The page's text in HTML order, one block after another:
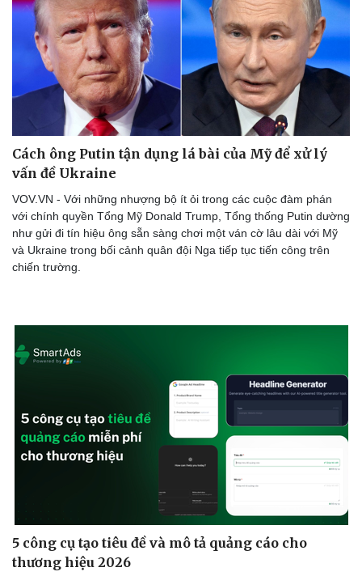
Doanh nghiệp
Thông tin doanh nghiệp
Doanh nghiệp 24h
Doanh nhân
Vì cộng đồng
Công nghệ
Sành điệu
Tin Công nghệ
Trải nghiệm
Chuyển đổi số
Cách ông Putin tận dụng lá bài của Mỹ để xử lý
vấn đề Ukraine
VOV.VN - Với những nhượng bộ ít ỏi trong các cuộc đàm phán
với chính quyền Tổng Mỹ Donald Trump, Tổng thống Putin dường
như gửi đi tín hiệu ông sẵn sàng chơi một ván cờ lâu dài với Mỹ
và Ukraine trong bối cảnh quân đội Nga tiếp tục tiến công trên
chiến trường.
5 công cụ tạo tiêu đề và mô tả quảng cáo cho
thương hiệu 2026